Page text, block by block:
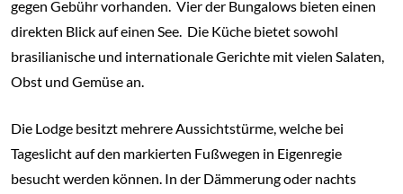
gegen Gebühr vorhanden. Vier der Bungalows bieten einen
direkten Blick auf einen See. Die Küche bietet sowohl
brasilianische und internationale Gerichte mit vielen Salaten,
Obst und Gemüse an.
Die Lodge besitzt mehrere Aussichtstürme, welche bei
Tageslicht auf den markierten Fußwegen in Eigenregie
besucht werden können. In der Dämmerung oder nachts